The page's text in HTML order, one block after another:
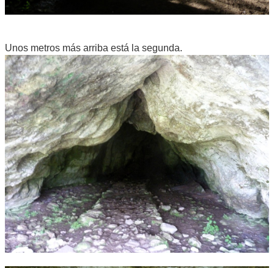
Unos metros más arriba está la segunda.